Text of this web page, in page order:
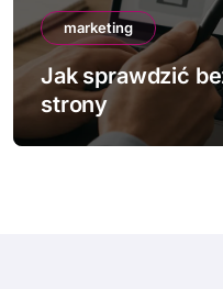
marketing
Jak sprawdzić
strony